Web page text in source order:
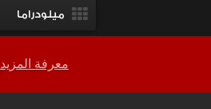
معرفة المزيد
ميلودراما